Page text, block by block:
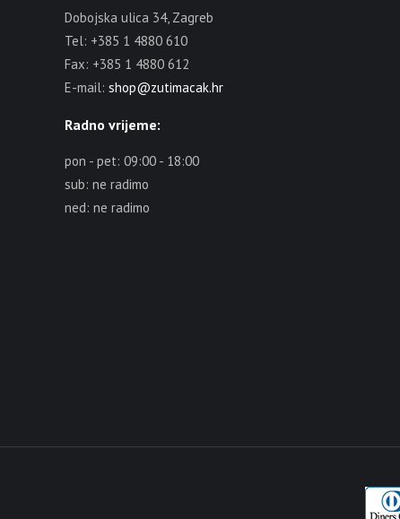
Dobojska ulica 34, Zagreb
Tel: +385 1 4880 610
Fax: +385 1 4880 612
E-mail: shop@zutimacak.hr
Radno vrijeme:
pon - pet: 09:00 - 18:00
sub: ne radimo
ned: ne radimo